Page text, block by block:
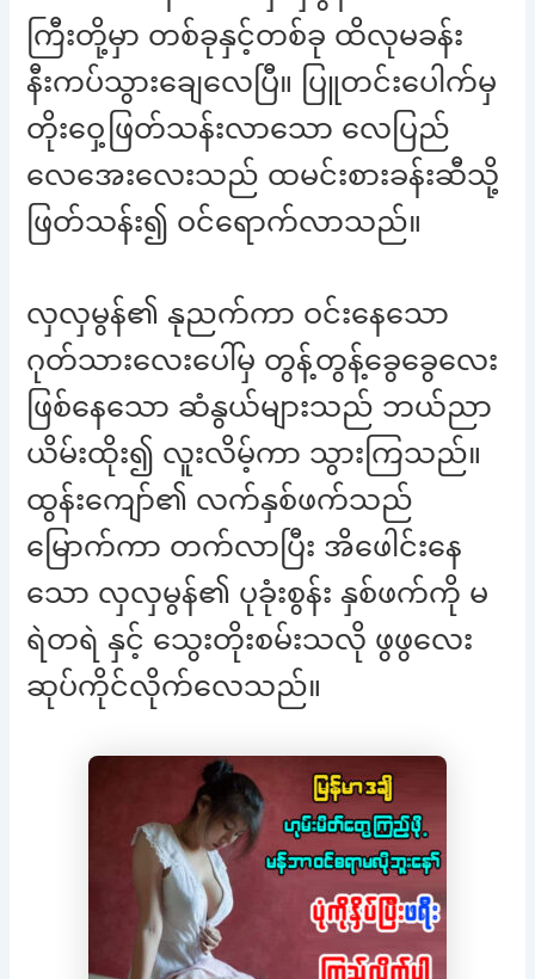
ကြီးတို့မှာ တစ်ခုနှင့်တစ်ခု ထိလုမခန်း
နီးကပ်သွားချေလေပြီ။ ပြူတင်းပေါက်မှ
တိုးဝှေ့ဖြတ်သန်းလာသော လေပြည်
လေအေးလေးသည် ထမင်းစားခန်းဆီသို့
ဖြတ်သန်း၍ ဝင်ရောက်လာသည်။
လှလှမွန်၏ နုညက်ကာ ဝင်းနေသော
ဂုတ်သားလေးပေါ်မှ တွန့်တွန့်ခွေခွေလေး
ဖြစ်နေသော ဆံနွယ်များသည် ဘယ်ညာ
ယိမ်းထိုး၍ လူးလိမ့်ကာ သွားကြသည်။
ထွန်းကျော်၏ လက်နှစ်ဖက်သည်
မြောက်ကာ တက်လာပြီး အိဖေါင်းနေ
သော လှလှမွန်၏ ပုခုံးစွန်း နှစ်ဖက်ကို မ
ရဲတရဲ နှင့် သွေးတိုးစမ်းသလို ဖွဖွလေး
ဆုပ်ကိုင်လိုက်လေသည်။